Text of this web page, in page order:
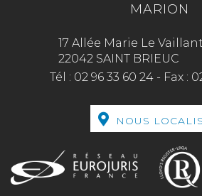
MARION
17 Allée Marie Le
22042 SAINT BRIEUC
Tél : 02 96 33 60 24 - Fax :
NOUS